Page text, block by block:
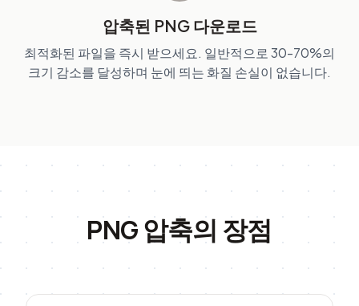
압축된 PNG 다운로드
최적화된 파일을 즉시 받으세요. 일반적으로 30-70%의
크기 감소를 달성하며 눈에 띄는 화질 손실이 없습니다.
PNG 압축의 장점